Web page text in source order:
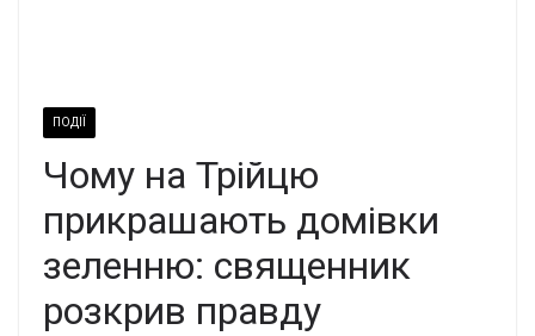
ПОДІЇ
Чому на Трійцю
прикрашають домівки
зеленню: священник
розкрив правду